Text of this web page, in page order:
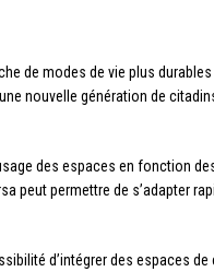
de modes de vie plus
nouvelle génération de
des espaces en fonction
peut permettre de s’adapter
d’intégrer des espaces